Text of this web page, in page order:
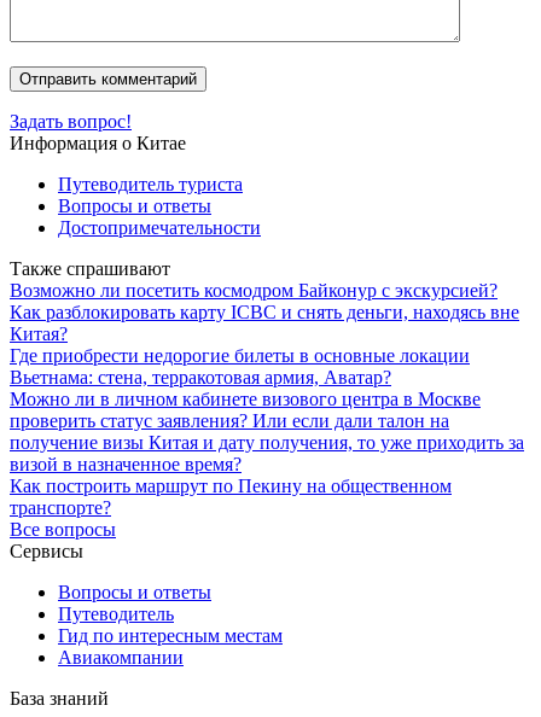
Задать вопрос!
Информация о Китае
Путеводитель туриста
Вопросы и ответы
Достопримечательности
Также спрашивают
Возможно ли посетить космодром Байконур с экскурсией?
Как разблокировать карту ICBC и снять деньги, находясь вне
Китая?
Где приобрести недорогие билеты в основные локации
Вьетнама: стена, терракотовая армия, Аватар?
Можно ли в личном кабинете визового центра в Москве
проверить статус заявления? Или если дали талон на
получение визы Китая и дату получения, то уже приходить за
визой в назначенное время?
Как построить маршрут по Пекину на общественном
транспорте?
Все вопросы
Сервисы
Вопросы и ответы
Путеводитель
Гид по интересным местам
Авиакомпании
База знаний